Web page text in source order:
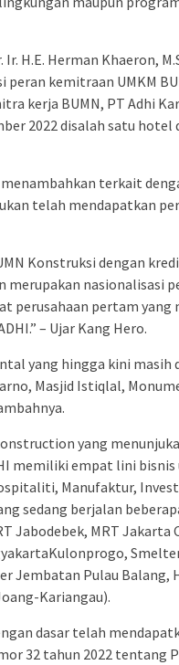
H.E. Herman Khaeron,
kemitraan UMKM
kerja BUMN, PT Adhi
2022 disalah satu hotel
terkait
telah mendapatkan
Konstruksi dengan
merupakan nasionalisasi
perusahaan pertam yang
– Ujar Kang Hero.
yang hingga kini masih
Masjid Istiqlal,
yang
memiliki empat lini
Manufaktur,
sedang berjalan
Jabodebek, MRT Jakarta
Jembatan Pulau Balang,
Kariangau).
dasar telah
32 tahun 2022 tentang